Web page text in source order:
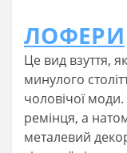
ЛОФЕРИ
Це вид взуття,
минулого
чоловічої
ремінця, а
металевий